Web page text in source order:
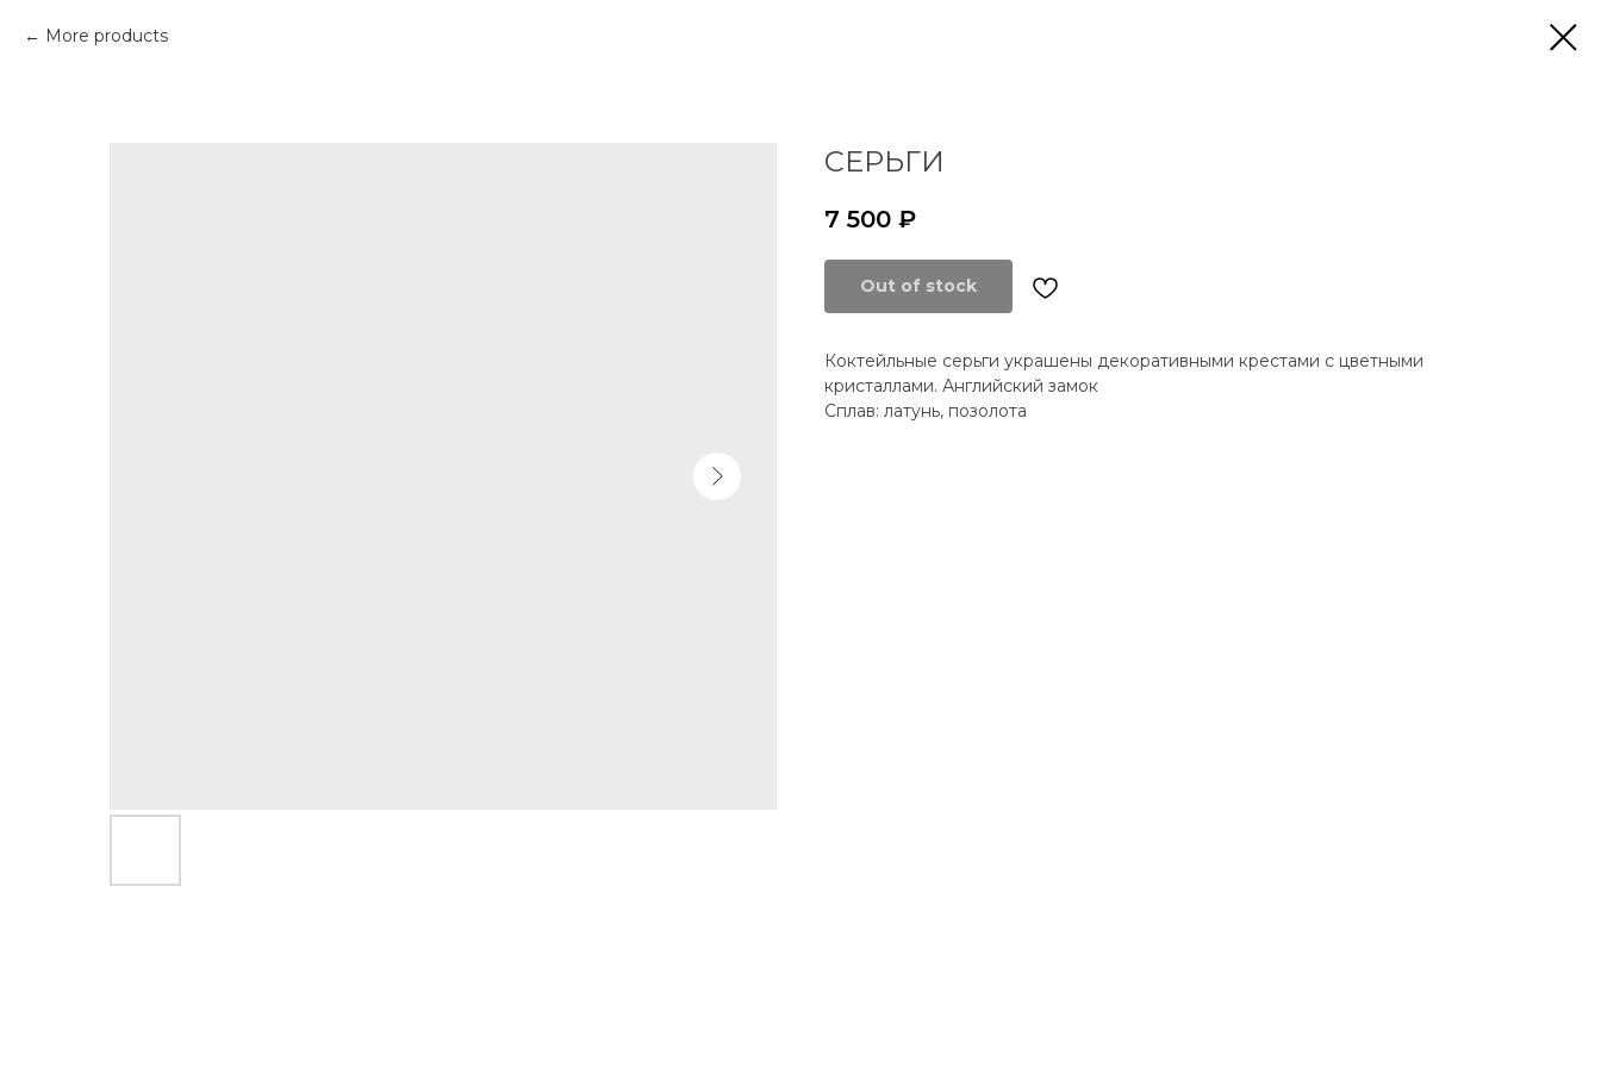
More products
СЕРЬГИ
7 500 ₽
Out of stock
Коктейльные серьги украшены декоративными крестами с цветными
кристаллами. Английский замок
Сплав: латунь, позолота